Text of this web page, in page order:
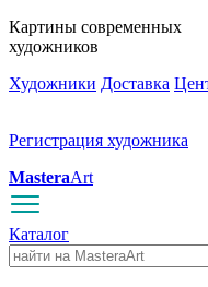
Картины современных
художников
Художники Доставка
Регистрация художника
MasteraArt
Каталог